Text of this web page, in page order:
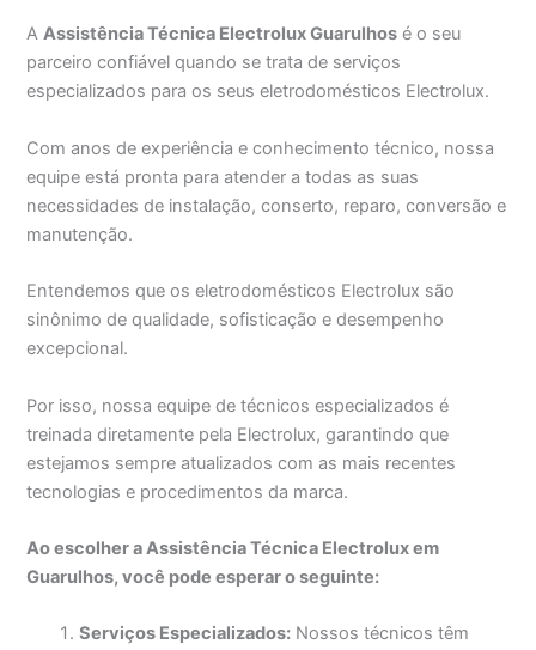
AAssistência Técnica Electrolux Guarulhos é o seu
parceiro confiável quando se trata de serviços
especializados para os seus eletrodomésticos Electrolux.
Com anos de experiência e conhecimento técnico, nossa
equipe está pronta para atender a todas as suas
necessidades de instalação, conserto, reparo, conversão e
manutenção.
Entendemos que os eletrodomésticos Electrolux são
sinônimo de qualidade, sofisticação e desempenho
excepcional.
Por isso, nossa equipe de técnicos especializados é
treinada diretamente pela Electrolux, garantindo que
estejamos sempre atualizados com as mais recentes
tecnologias e procedimentos da marca.
Ao escolher a Assistência Técnica Electrolux em
Guarulhos, você pode esperar o seguinte:
Serviços Especializados: Nossos técnicos têm